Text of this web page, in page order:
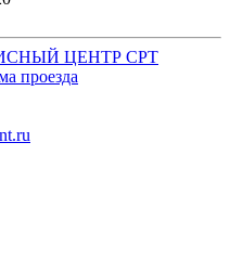
ЦЕНТР СРТ
проезда